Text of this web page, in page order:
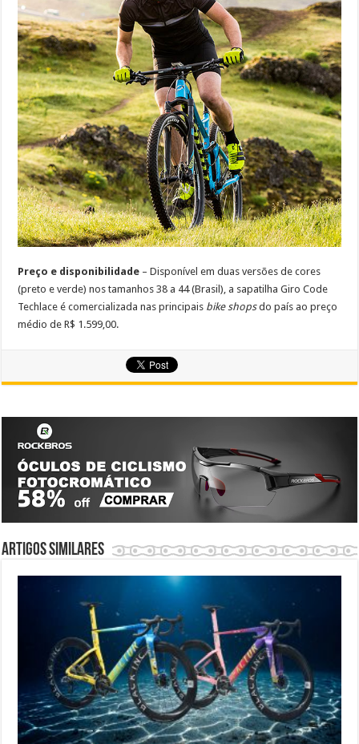
Preço e disponibilidade – Disponível em duas versões de cores
(preto e verde) nos tamanhos 38 a 44 (Brasil), a sapatilha Giro Code
Techlace é comercializada nas principais bike shopsdo país ao preço
médio de R$ 1.599,00.
Artigos similares